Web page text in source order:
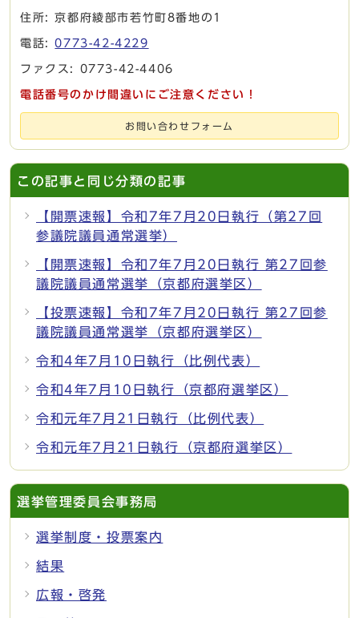
住所: 京都府綾部市若竹町8番地の1
電話:0773-42-4229
ファクス: 0773-42-4406
電話番号のかけ間違いにご注意ください！
お問い合わせフォーム
この記事と同じ分類の記事
【開票速報】令和7年7月20日執行（第27回
参議院議員通常選挙）
【開票速報】令和7年7月20日執行 第27回参
議院議員通常選挙（京都府選挙区）
【投票速報】令和7年7月20日執行 第27回参
議院議員通常選挙（京都府選挙区）
令和4年7月10日執行（比例代表）
令和4年7月10日執行（京都府選挙区）
令和元年7月21日執行（比例代表）
令和元年7月21日執行（京都府選挙区）
選挙管理委員会事務局
選挙制度・投票案内
結果
広報・啓発